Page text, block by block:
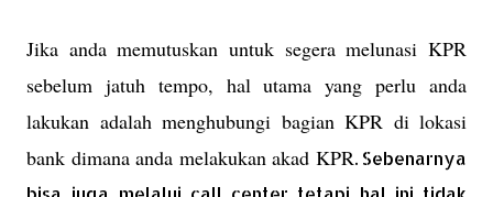
Jika anda memutuskan untuk segera melunasi KPR
sebelum jatuh tempo, hal utama yang perlu anda
lakukan adalah menghubungi bagian KPR di lokasi
bank dimana anda melakukan akad KPR. Sebenarnya